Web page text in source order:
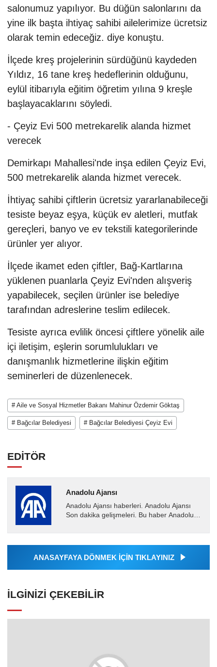
salonumuz yapılıyor. Bu düğün salonlarını da
yine ilk başta ihtiyaç sahibi ailelerimize ücretsiz
olarak temin edeceğiz. diye konuştu.
İlçede kreş projelerinin sürdüğünü kaydeden
Yıldız, 16 tane kreş hedeflerinin olduğunu,
eylül itibarıyla eğitim öğretim yılına 9 kreşle
başlayacaklarını söyledi.
- Çeyiz Evi 500 metrekarelik alanda hizmet
verecek
Demirkapı Mahallesi'nde inşa edilen Çeyiz Evi,
500 metrekarelik alanda hizmet verecek.
İhtiyaç sahibi çiftlerin ücretsiz yararlanabileceği
tesiste beyaz eşya, küçük ev aletleri, mutfak
gereçleri, banyo ve ev tekstili kategorilerinde
ürünler yer alıyor.
İlçede ikamet eden çiftler, Bağ-Kartlarına
yüklenen puanlarla Çeyiz Evi'nden alışveriş
yapabilecek, seçilen ürünler ise belediye
tarafından adreslerine teslim edilecek.
Tesiste ayrıca evlilik öncesi çiftlere yönelik aile
içi iletişim, eşlerin sorumlulukları ve
danışmanlık hizmetlerine ilişkin eğitim
seminerleri de düzenlenecek.
# Aile ve Sosyal Hizmetler Bakanı Mahinur Özdemir Göktaş
# Bağcılar Belediyesi # Bağcılar Belediyesi Çeyiz Evi
EDİTÖR
Anadolu Ajansı
Anadolu Ajansı haberleri. Anadolu Ajansı
Son dakika gelişmeleri. Bu haber Anadolu
Ajansı tarafından...
ANASAYFAYA DÖNMEK İÇİN TIKLAYINIZ
İLGINIZI ÇEKEBILIR